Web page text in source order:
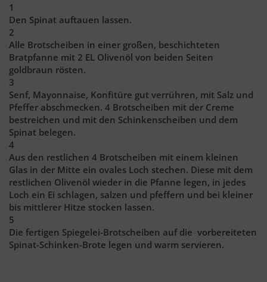
1
Den Spinat auftauen lassen.
2
Alle Brotscheiben in einer großen, beschichteten
Bratpfanne mit 2 EL Olivenöl von beiden Seiten
goldbraun rösten.
3
Senf, Mayonnaise, Konfitüre gut verrühren, mit Salz und
Pfeffer abschmecken. 4 Brotscheiben mit der Creme
bestreichen und mit den Schinkenscheiben und dem
Spinat belegen.
4
Aus den restlichen 4 Brotscheiben mit einem kleinen
Glas in der Mitte ein ovales Loch stechen. Diese mit dem
restlichen Olivenöl wieder in die Pfanne legen, in jedes
Loch ein Ei schlagen, salzen und pfeffern und bei kleiner
bis mittlerer Hitze stocken lassen.
5
Die fertigen Spiegelei-Brotscheiben auf die vorbereiteten
Spinat-Schinken-Brote legen und warm servieren.